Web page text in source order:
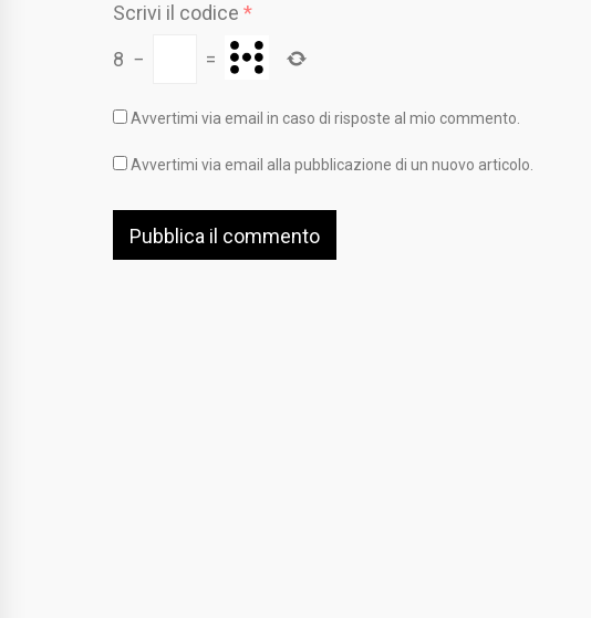
Scrivi il codice *
8 − =
Avvertimi via email in caso di risposte al mio commento.
Avvertimi via email alla pubblicazione di un nuovo articolo.